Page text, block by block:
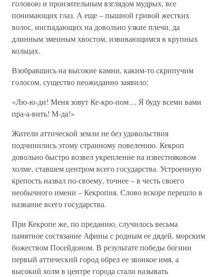
головою и пронзительным взглядом мудрых, все
понимающих глаз. А еще – пышной гривой жестких
волос, ниспадающих на довольно узкие плечи, да
длинным змеиным хвостом, извивающимся в крупных
кольцах.
Взобравшись на высокие камни, каким-то скрипучим
голосом, существо неожиданно заявило:
«Лю-ю-ди! Меня зовут Ке-кро-пом… Я буду всеми вами
пра-а-вить! М-да!»
Жители аттической земли не без удовольствия
подчинились этому странному повелению. Кекроп
довольно быстро возвел укрепление на известняковом
холме, ставшем центром всего государства. Устроенную
крепость назвал по-своему, точнее – в честь своего
необычного имени – Кекропия. Слово вскоре перешло в
название всего государства.
При Кекропе же, по преданию, случилось весьма
памятное состязание Афины с родным ее дядей, морским
божеством Посейдоном. В результате победы богини
первый аттический город обрел ее звонкое имя, а
высокий холм в центре города стали называть